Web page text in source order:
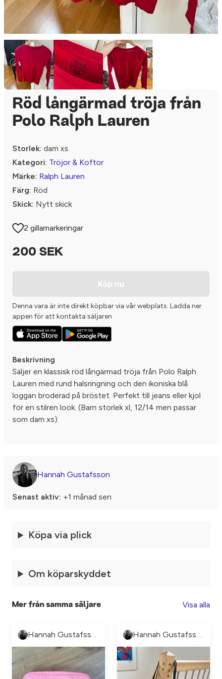
Röd långärmad tröja från
Polo Ralph Lauren
Storlek: dam xs
Kategori: Tröjor & Koftor
Märke: Ralph Lauren
Färg: Röd
Skick: Nytt skick
2 gillamarkeringar
200 SEK
Köp nu
Denna vara är inte direkt köpbar via vår webplats. Ladda ner
appen för att kontakta säljaren
Beskrivning
Säljer en klassisk röd långärmad tröja från Polo Ralph
Lauren med rund halsringning och den ikoniska blå
loggan broderad på bröstet. Perfekt till jeans eller kjol
för en stilren look. (Barn storlek xl, 12/14 men passar
som dam xs)
Hannah Gustafsson
Senast aktiv: +1 månad sen
Köpa via plick
Om köparskyddet
Mer från samma säljare Visa alla
Hannah Gustafsson Hannah Gustafsson